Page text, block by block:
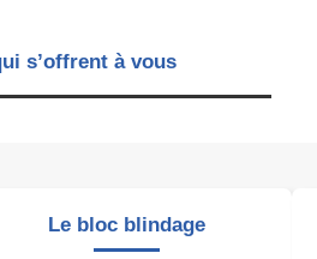
s’offrent à vous
Le bloc blindage